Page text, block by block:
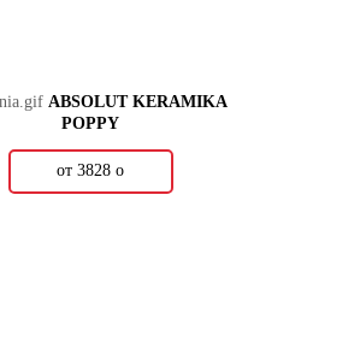
ABSOLUT KERAMIKA
POPPY
от 3828 о